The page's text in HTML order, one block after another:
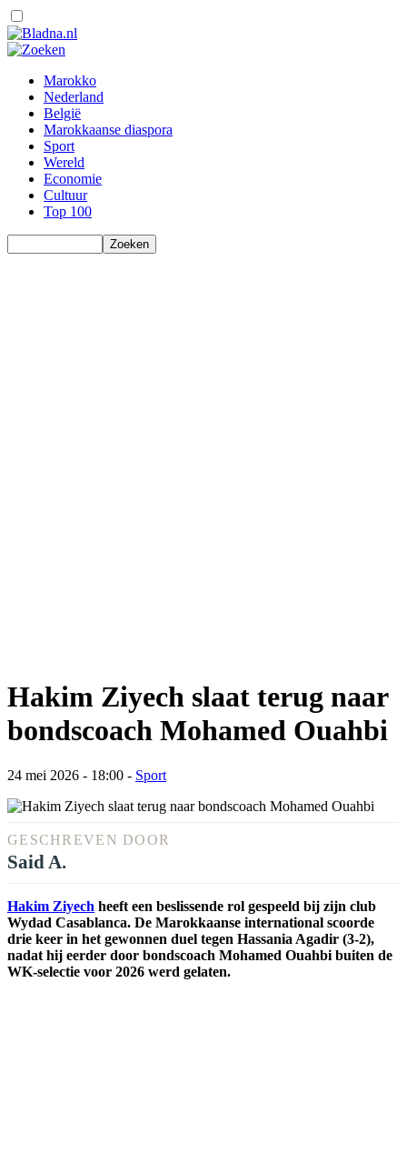
Marokko
Nederland
België
Marokkaanse diaspora
Sport
Wereld
Economie
Cultuur
Top 100
Hakim Ziyech slaat terug naar
bondscoach Mohamed Ouahbi
24 mei 2026 - 18:00 - Sport
GESCHREVEN DOOR
Said A.
Hakim Ziyech heeft een beslissende rol gespeeld bij zijn club
Wydad Casablanca. De Marokkaanse international scoorde
drie keer in het gewonnen duel tegen Hassania Agadir (3-2),
nadat hij eerder door bondscoach Mohamed Ouahbi buiten de
WK-selectie voor 2026 werd gelaten.